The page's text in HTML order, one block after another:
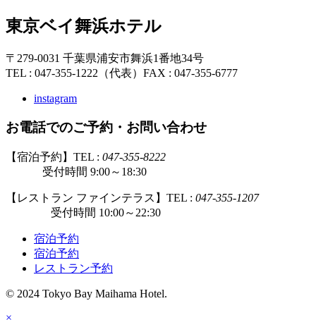
東京ベイ舞浜ホテル
〒279-0031 千葉県浦安市舞浜1番地34号
TEL : 047-355-1222（代表） FAX : 047-355-6777
instagram
お電話でのご予約・お問い合わせ
【宿泊予約】TEL : 047-355-8222
受付時間 9:00～18:30
【レストラン ファインテラス】TEL : 047-355-1207
受付時間 10:00～22:30
宿泊予約
宿泊予約
レストラン予約
© 2024 Tokyo Bay Maihama Hotel.
×